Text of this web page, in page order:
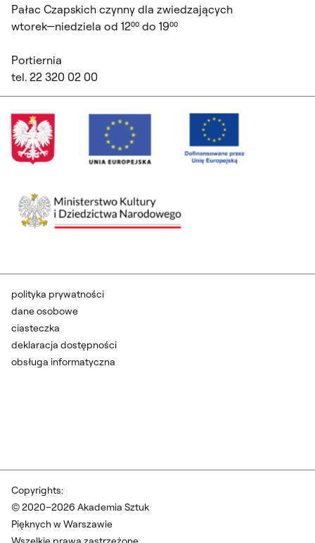
Pałac Czapskich czynny dla zwiedzających
wtorek—niedziela od 12⁰⁰ do 19⁰⁰
Portiernia
tel. 22 320 02 00
Copyrights:
© 2020–2026 Akademia Sztuk
Pięknych w Warszawie
polityka prywatności
dane osobowe
ciasteczka
deklaracja dostępności
obsługa informatyczna